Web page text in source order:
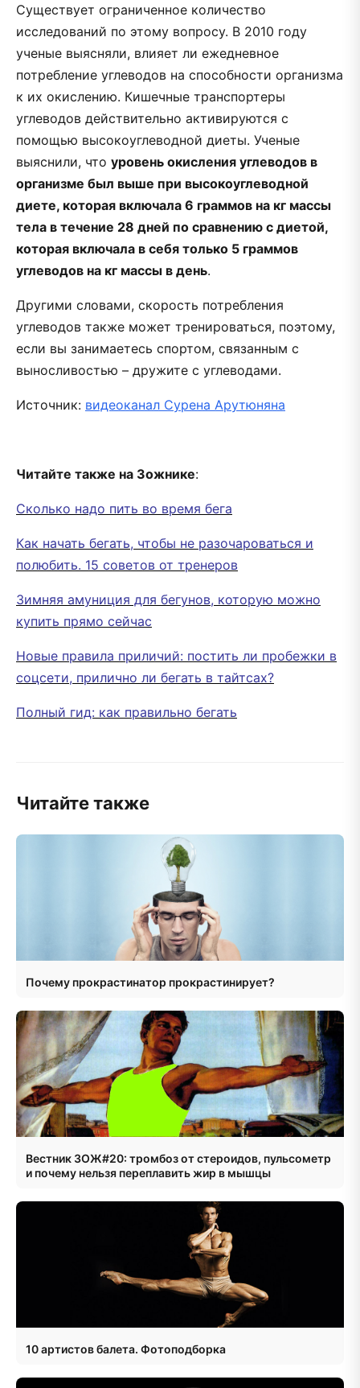
Существует ограниченное количество
исследований по этому вопросу. В 2010 году
ученые выясняли, влияет ли ежедневное
потребление углеводов на способности организма
к их окислению. Кишечные транспортеры
углеводов действительно активируются с
помощью высокоуглеводной диеты. Ученые
выяснили, что уровень окисления углеводов в
организме был выше при высокоуглеводной
диете, которая включала 6 граммов на кг массы
тела в течение 28 дней по сравнению с диетой,
которая включала в себя только 5 граммов
углеводов на кг массы в день.
Другими словами, скорость потребления
углеводов также может тренироваться, поэтому,
если вы занимаетесь спортом, связанным с
выносливостью – дружите с углеводами.
Источник: видеоканал Сурена Арутюняна
Читайте также на Зожнике:
Сколько надо пить во время бега
Как начать бегать, чтобы не разочароваться и
полюбить. 15 советов от тренеров
Зимняя амуниция для бегунов, которую можно
купить прямо сейчас
Новые правила приличий: постить ли пробежки в
соцсети, прилично ли бегать в тайтсах?
Полный гид: как правильно бегать
Читайте также
Почему прокрастинатор прокрастинирует?
Вестник ЗОЖ#20: тромбоз от стероидов, пульсометр
и почему нельзя переплавить жир в мышцы
10 артистов балета. Фотоподборка